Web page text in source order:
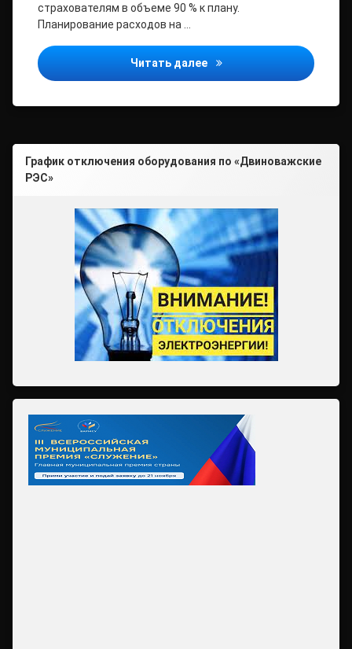
страхователям в объеме 90 % к плану.
Планирование расходов на …
Читать далее О санаторно-курортном
График отключения оборудования по «Двиноважские
РЭС»